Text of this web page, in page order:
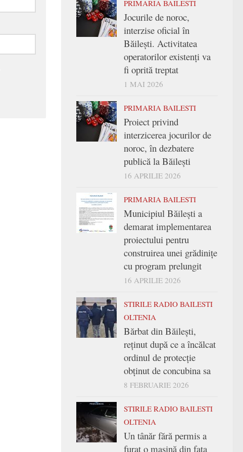
PRIMARIA BAILESTI
Jocurile de noroc,
interzise oficial în
Băilești. Activitatea
operatorilor existenți va
fi oprită treptat
1 MAI 2026
PRIMARIA BAILESTI
Proiect privind
interzicerea jocurilor de
noroc, în dezbatere
publică la Băilești
16 APRILIE 2026
PRIMARIA BAILESTI
Municipiul Băilești a
demarat implementarea
proiectului pentru
construirea unei grădinițe
cu program prelungit
16 APRILIE 2026
STIRILE RADIO BAILESTI
OLTENIA
Bărbat din Băilești,
reținut după ce a încălcat
ordinul de protecție
obținut de concubina sa
8 FEBRUARIE 2026
STIRILE RADIO BAILESTI
OLTENIA
Un tânăr fără permis a
furat o mașină din fața